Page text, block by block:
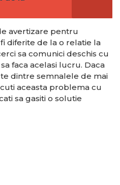
avertizare pentru
diferite de la o relatie la
sa comunici deschis cu
faca acelasi lucru. Daca
dintre semnalele de mai
aceasta problema cu
sa gasiti o solutie